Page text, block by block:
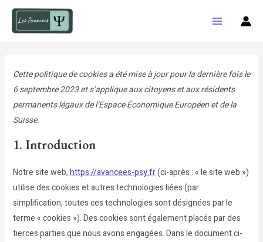
Aller
contenu
Main
Cette politique de cookies a été mise à jour pour la dernière fois le
6 septembre 2023 et s’applique aux citoyens et aux résidents
permanents légaux de l’Espace Économique Européen et de la
Suisse.
1. Introduction
Notre site web,https://avancees-psy.fr(ci-après : « le site web »)
utilise des cookies et autres technologies liées (par
simplification, toutes ces technologies sont désignées par le
terme « cookies »). Des cookies sont également placés par des
tierces parties que nous avons engagées. Dans le document ci-